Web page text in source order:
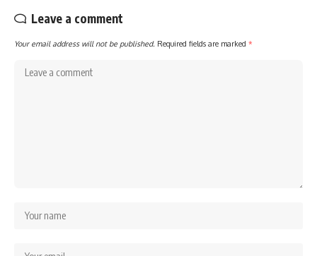
Leave a comment
Your email address will not be published. Required fields are marked *